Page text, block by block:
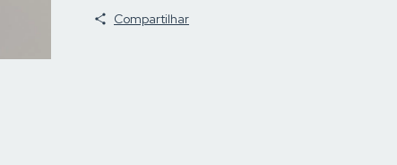
Compartilhar